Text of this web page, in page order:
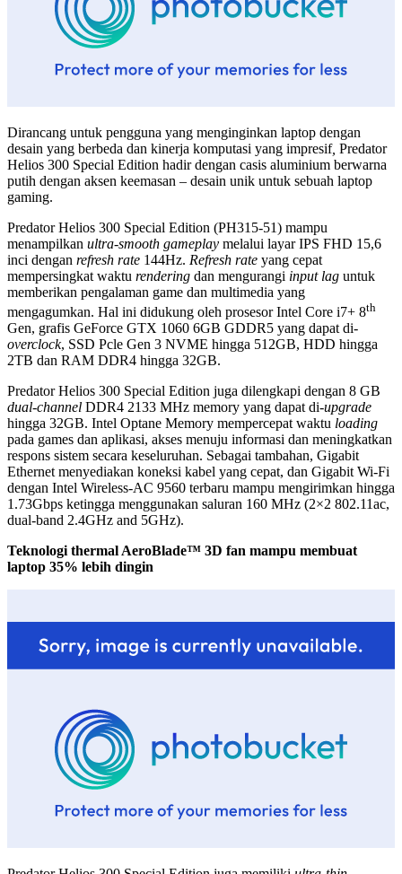
Dirancang untuk pengguna yang menginginkan laptop dengan
desain yang berbeda dan kinerja komputasi yang impresif, Predator
Helios 300 Special Edition hadir dengan casis aluminium berwarna
putih dengan aksen keemasan – desain unik untuk sebuah laptop
gaming.
Predator Helios 300 Special Edition (PH315-51) mampu
menampilkan ultra-smooth gameplay melalui layar IPS FHD 15,6
inci dengan refresh rate 144Hz. Refresh rate yang cepat
mempersingkat waktu rendering dan mengurangi input lag untuk
memberikan pengalaman game dan multimedia yang
mengagumkan. Hal ini didukung oleh prosesor Intel Core i7+ 8th
Gen, grafis GeForce GTX 1060 6GB GDDR5 yang dapat di-
overclock, SSD Pcle Gen 3 NVME hingga 512GB, HDD hingga
2TB dan RAM DDR4 hingga 32GB.
Predator Helios 300 Special Edition juga dilengkapi dengan 8 GB
dual-channel DDR4 2133 MHz memory yang dapat di-upgrade
hingga 32GB. Intel Optane Memory mempercepat waktu loading
pada games dan aplikasi, akses menuju informasi dan meningkatkan
respons sistem secara keseluruhan. Sebagai tambahan, Gigabit
Ethernet menyediakan koneksi kabel yang cepat, dan Gigabit Wi-Fi
dengan Intel Wireless-AC 9560 terbaru mampu mengirimkan hingga
1.73Gbps ketingga menggunakan saluran 160 MHz (2×2 802.11ac,
dual-band 2.4GHz and 5GHz).
Teknologi thermal AeroBlade™ 3D fan mampu membuat
laptop 35% lebih dingin